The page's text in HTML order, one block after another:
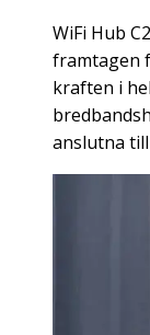
WiFi Hub
framtagen
kraften i
anslutna